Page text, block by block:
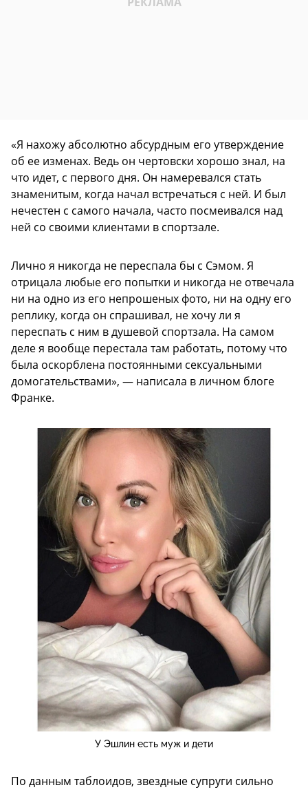
«Я нахожу абсолютно абсурдным его утверждение
об ее изменах. Ведь он чертовски хорошо знал, на
что идет, с первого дня. Он намеревался стать
знаменитым, когда начал встречаться с ней. И был
нечестен с самого начала, часто посмеивался над
ней со своими клиентами в спортзале.
Лично я никогда не переспала бы с Сэмом. Я
отрицала любые его попытки и никогда не отвечала
ни на одно из его непрошеных фото, ни на одну его
реплику, когда он спрашивал, не хочу ли я
переспать с ним в душевой спортзала. На самом
деле я вообще перестала там работать, потому что
была оскорблена постоянными сексуальными
домогательствами», — написала в личном блоге
Франке.
У Эшлин есть муж и дети
По данным таблоидов, звездные супруги сильно